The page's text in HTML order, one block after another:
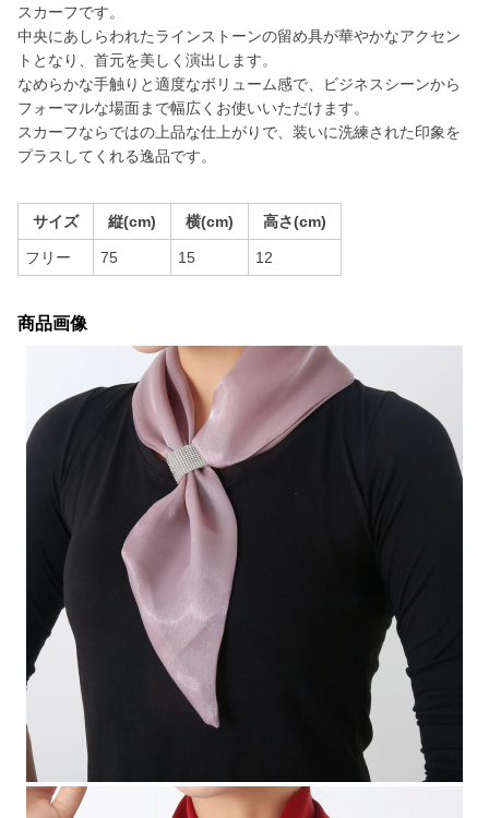
スカーフです。
中央にあしらわれたラインストーンの留め具が華やかなアクセン
トとなり、首元を美しく演出します。
なめらかな手触りと適度なボリューム感で、ビジネスシーンから
フォーマルな場面まで幅広くお使いいただけます。
スカーフならではの上品な仕上がりで、装いに洗練された印象を
プラスしてくれる逸品です。
サイズ 縦(cm) 横(cm) 高さ(cm)
フリー 75 15 12
商品画像